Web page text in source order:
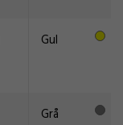
Gul
Grå